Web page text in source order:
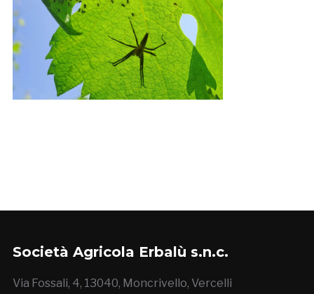
Società Agricola Erbalù s.n.c.
Via Fossali, 4, 13040, Moncrivello, Vercelli